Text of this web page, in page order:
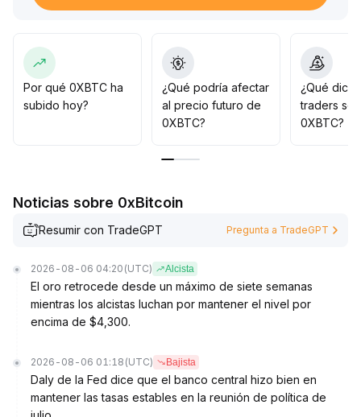
experimentar una caída profunda en poco tiempo
Se recomienda controlar estrictamente las posiciones,
usar la zona de soporte como línea de defensa, prestar
atención a la evolución sincronizada de la volatilidad y
el volumen negociado, evitar perseguir precios y
Por qué 0XBTC ha
subido hoy?
¿Qué podría afectar
al precio futuro de
0XBTC?
¿Qué
traders
0XBTC?
Noticias sobre 0xBitcoin
Resumir con TradeGPT Pregunta a TradeGPT
2026-08-06 04:20 (UTC) Alcista
El oro retrocede desde un máximo de siete semanas
mientras los alcistas luchan por mantener el nivel por
encima de $4,300.
2026-08-06 01:18 (UTC) Bajista
Daly de la Fed dice que el banco central hizo bien en
mantener las tasas estables en la reunión de política de